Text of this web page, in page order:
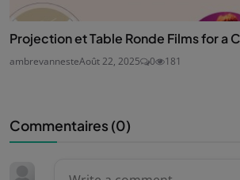
Projection et Table Ronde Films for a
ambrevannesteAoût 22, 2025 0 181
Commentaires (0)